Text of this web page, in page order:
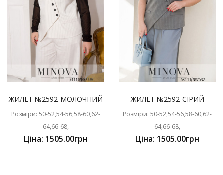
ЖИЛЕТ №2592-МОЛОЧНИЙ
Розміри: 50-52,54-56,58-60,62-
64,66-68,
Ціна: 1505.00грн
ЖИЛЕТ №2592-СІРИЙ
Розміри: 50-52,54-56,58-60,62-
64,66-68,
Ціна: 1505.00грн